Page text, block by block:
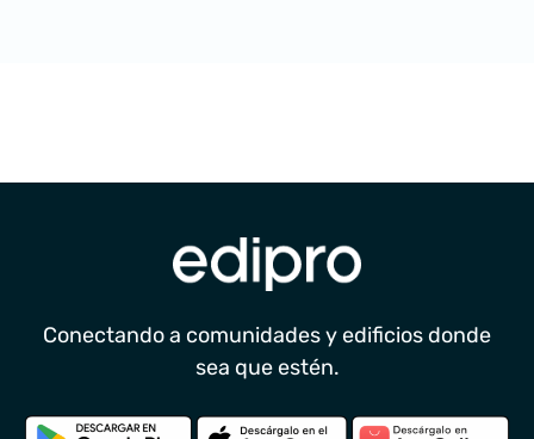
Conectando a comunidades y edificios donde
sea que estén.